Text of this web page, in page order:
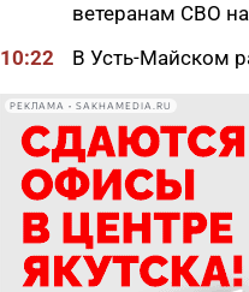
ветеранам СВО
10:22
В Усть-Майском
на 13 гектарах
10:01
Якутяне
считают главным
своей жизни
09:41
Сколько стоит,
ребенка в школу
РЕКЛАМА • SAKHAMEDIA.RU